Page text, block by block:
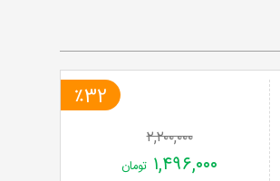
٪32
۲,۲۰۰,۰۰۰
۱,۴۹۶,۰۰۰ تومان